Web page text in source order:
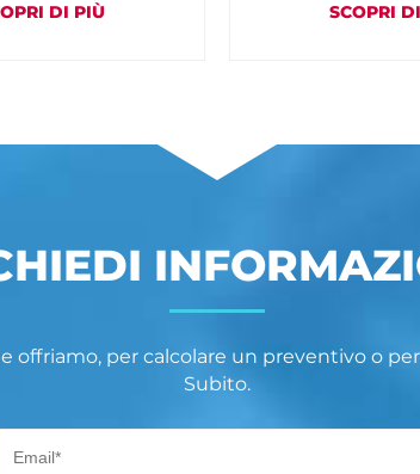
DI PIÙ SCOPRI
offriamo, per calcolare un preventivo o
Subito.